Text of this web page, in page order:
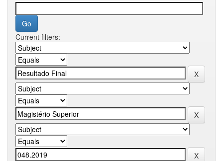
Current filters: